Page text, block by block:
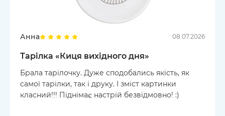
Анна 08.07.2026
Тарілка «Киця вихідного дня»
Брала тарілочку. Дуже сподобались якість, як
самої тарілки, так і друку. І зміст картинки
класний!!! Піднімає настрій безвідмовно! :)